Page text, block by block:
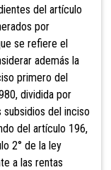
del artículo
por
se refiere el
además la
primero del
dividida por
del inciso
del artículo 196,
2° de la ley
a las rentas